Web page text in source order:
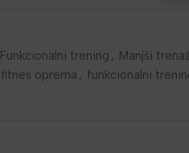
Funkcionalni trening , Manjši
fitnes oprema , funkcionalni